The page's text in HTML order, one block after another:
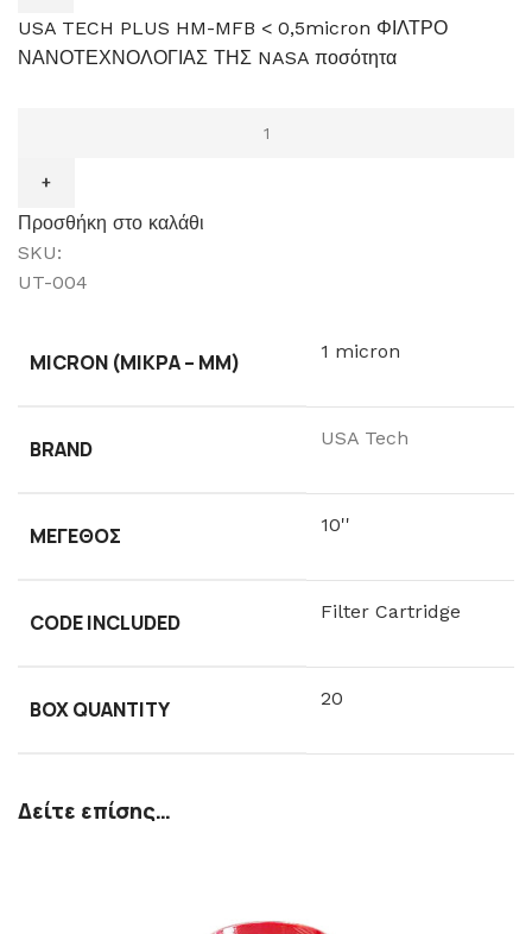
USA TECH PLUS HM-MFB < 0,5micron ΦΙΛΤΡΟ
ΝΑΝΟΤΕΧΝΟΛΟΓΙΑΣ ΤΗΣ NASA ποσότητα
Προσθήκη στο καλάθι
SKU:
UT-004
MICRON (ΜΙΚΡΆ – ΜM) 1 micron
BRAND USA Tech
ΜΈΓΕΘΟΣ 10''
CODE INCLUDED Filter Cartridge
BOX QUANTITY 20
Δείτε επίσης…